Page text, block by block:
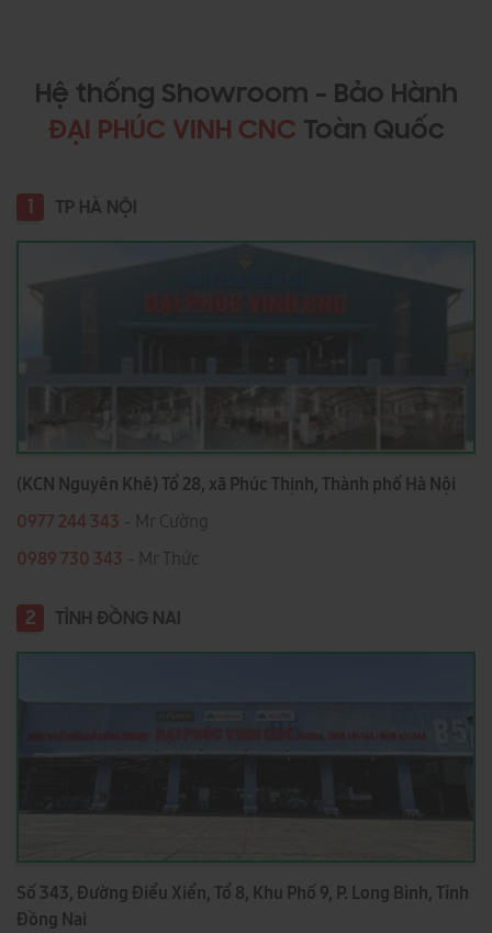
Hệ thống Showroom - Bảo Hành
ĐẠI PHÚC VINH CNC Toàn Quốc
1 TP HÀ NỘI
(KCN Nguyên Khê) Tổ 28, xã Phúc Thịnh, Thành phố Hà Nội
0977 244 343 - Mr Cường
0989 730 343 - Mr Thức
2 TỈNH ĐỒNG NAI
Số 343, Đường Điểu Xiển, Tổ 8, Khu Phố 9, P. Long Bình, Tỉnh
Đồng Nai